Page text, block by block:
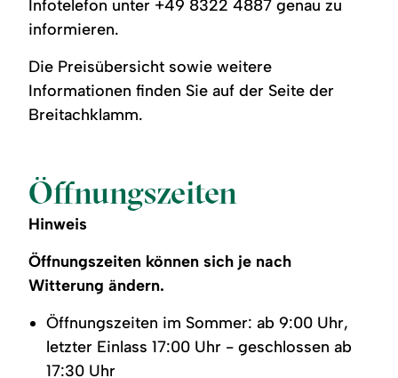
Infotelefon unter +49 8322 4887 genau zu
informieren.
Die Preisübersicht sowie weitere
Informationen finden Sie auf der Seite der
Breitachklamm.
Öffnungszeiten
Hinweis
Öffnungszeiten können sich je nach
Witterung ändern.
Öffnungszeiten im Sommer: ab 9:00 Uhr,
letzter Einlass 17:00 Uhr - geschlossen ab
17:30 Uhr